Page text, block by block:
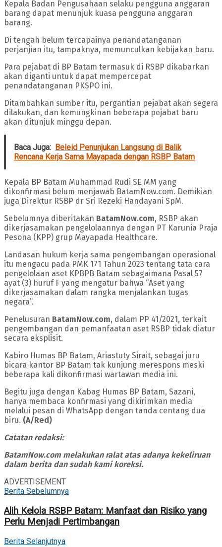
Kepala Badan Pengusahaan selaku pengguna anggaran
barang dapat menunjuk kuasa pengguna anggaran
barang.
Di tengah belum tercapainya penandatanganan
perjanjian itu, tampaknya, memunculkan kebijakan baru.
Para pejabat di BP Batam termasuk di RSBP dikabarkan
akan diganti untuk dapat mempercepat
penandatanganan PKSPO ini.
Ditambahkan sumber itu, pergantian pejabat akan segera
dilakukan, dan kemungkinan beberapa pejabat baru
akan ditunjuk minggu depan.
Baca Juga: Beleid Penunjukan Langsung di Balik
Rencana Kerja Sama Mayapada dengan RSBP Batam
Kepala BP Batam Muhammad Rudi SE MM yang
dikonfirmasi belum menjawab BatamNow.com. Demikian
juga Direktur RSBP dr Sri Rezeki Handayani SpM.
Sebelumnya diberitakan BatamNow.com, RSBP akan
dikerjasamakan pengelolaannya dengan PT Karunia Praja
Pesona (KPP) grup Mayapada Healthcare.
Landasan hukum kerja sama pengembangan operasional
itu mengacu pada PMK 171 Tahun 2023 tentang tata cara
pengelolaan aset KPBPB Batam sebagaimana Pasal 57
ayat (3) huruf F yang mengatur bahwa “Aset yang
dikerjasamakan dalam rangka menjalankan tugas
negara”.
Penelusuran BatamNow.com, dalam PP 41/2021, terkait
pengembangan dan pemanfaatan aset RSBP tidak diatur
secara eksplisit.
Kabiro Humas BP Batam, Ariastuty Sirait, sebagai juru
bicara kantor BP Batam tak kunjung merespons meski
beberapa kali dikonfirmasi wartawan media ini.
Begitu juga dengan Kabag Humas BP Batam, Sazani,
hanya membaca konfirmasi yang dikirimkan media
melalui pesan di WhatsApp dengan tanda centang dua
biru. (A/Red)
Catatan redaksi:
BatamNow.com melakukan ralat atas adanya kekeliruan
dalam berita dan sudah kami koreksi.
ADVERTISEMENT
Berita Sebelumnya
Alih Kelola RSBP Batam: Manfaat dan Risiko yang
Perlu Menjadi Pertimbangan
Berita Selanjutnya